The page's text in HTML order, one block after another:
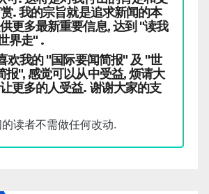
. 我的宗旨就是追求新闻的本
更多最新重要信息, 达到 "读我
界走" .
欢我的 "国际要闻简报" 及 "世
报", 感觉可以从中受益, 烦请大
更多的人受益. 谢谢大家的支
读者不需做任何改动.